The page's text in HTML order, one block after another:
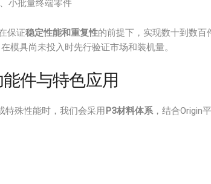
小批量终端零件
保证稳定性能和重复性的前提下，实现数十到数
模具尚未投入时先行验证市场和装机量。
件与特色应用
特殊性能时，我们会采用 P3材料体系，结合Origin